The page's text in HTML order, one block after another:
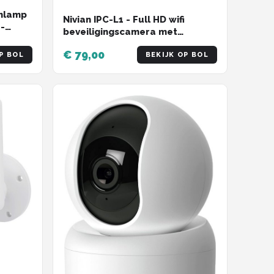
BOL
Nivian IPC-L1 - Full HD wifi
beveiligingscamera met
buitenlamp - Full color
nachtzicht - Twee-weg audio -
€ 79,00 BEKIJK OP BOL